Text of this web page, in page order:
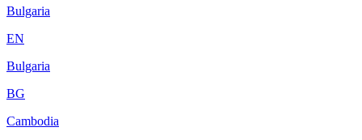
Bulgaria
EN
Bulgaria
BG
Cambodia